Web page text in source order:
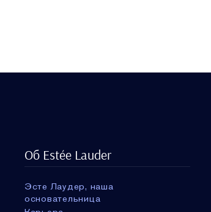
Об Estée Lauder
Эсте Лаудер, наша
основательница